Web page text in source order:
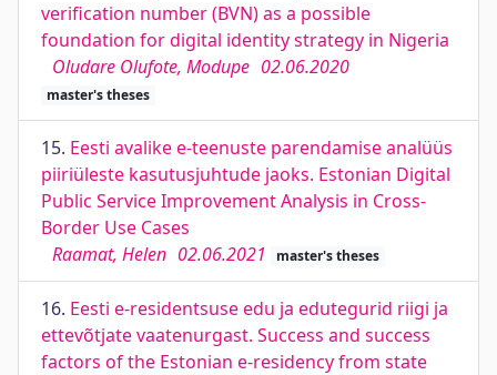
verification number (BVN) as a possible
foundation for digital identity strategy in Nigeria
Oludare Olufote, Modupe 02.06.2020
master's theses
15. Eesti avalike e-teenuste parendamise analüüs
piiriüleste kasutusjuhtude jaoks. Estonian Digital
Public Service Improvement Analysis in Cross-
Border Use Cases
Raamat, Helen 02.06.2021 master's theses
16. Eesti e-residentsuse edu ja edutegurid riigi ja
ettevõtjate vaatenurgast. Success and success
factors of the Estonian e-residency from state